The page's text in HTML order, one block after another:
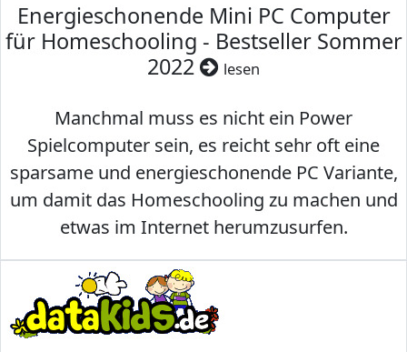
Energieschonende Mini PC Computer
für Homeschooling - Bestseller Sommer
2022
lesen
Manchmal muss es nicht ein Power
Spielcomputer sein, es reicht sehr oft eine
sparsame und energieschonende PC Variante,
um damit das Homeschooling zu machen und
etwas im Internet herumzusurfen.